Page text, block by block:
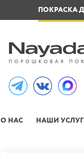
ПОКРАСКА
О НАС НАШИ